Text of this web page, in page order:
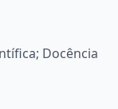
Docência